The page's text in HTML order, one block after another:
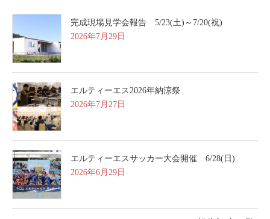
完成現場見学会報告 5/23(土)～7/20(祝)
2026年7月29日
エルティーエス2026年納涼祭
2026年7月27日
エルティーエスサッカー大会開催 6/28(日)
2026年6月29日